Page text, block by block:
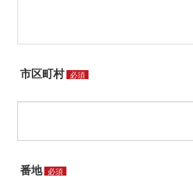
市区町村 必須
番地 必須